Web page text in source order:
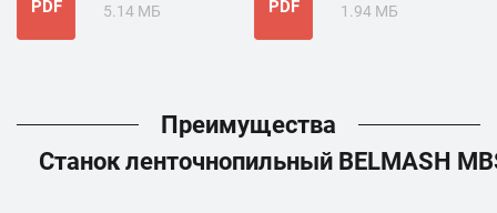
PDF 5.14 МБ PDF 1.94 МБ
Преимущества
Станок ленточнопильный BELMASH